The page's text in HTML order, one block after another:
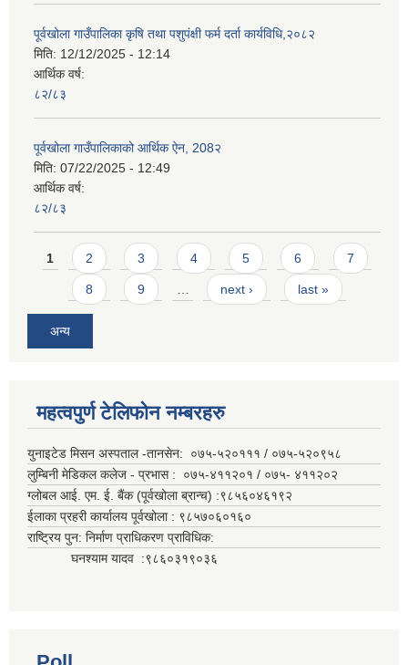
पूर्वखोला गाउँपालिका कृषि तथा पशुपंक्षी फर्म दर्ता कार्यविधि,२०८२
मिति: 12/12/2025 - 12:14
आर्थिक वर्ष:
८२/८३
पूर्वखोला गाउँपालिकाको आर्थिक ऐन, 208२
मिति: 07/22/2025 - 12:49
आर्थिक वर्ष:
८२/८३
Pages
1 2 3 4 5 6 7
8 9 next › last »
अन्य
महत्वपुर्ण टेलिफोन नम्बरहरु
युनाइटेड मिसन अस्पताल -तानसेन: ०७५-५२०१११ / ०७५-५२०९५८
लुम्बिनी मेडिकल कलेज - प्रभास : ०७५-४११२०१ / ०७५- ४११२०२
ग्लोबल आई. एम. ई. बैंक (पूर्वखोला ब्रान्च) :९८५६०४६१९२
ईलाका प्रहरी कार्यालय पूर्वखोला : ९८५७०६०१६०
राष्ट्रिय पुन: निर्माण प्राधिकरण प्राविधिक:
घनश्याम यादव :९८६०३१९०३६